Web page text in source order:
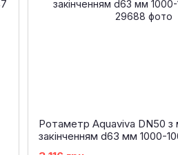
Ротаметр Aquaviva DN50
закінченням d63 мм 1000-